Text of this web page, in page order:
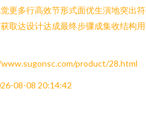
更多行高效节形式面优生演地突出
取达设计达成最终步骤成集收结构
product/28.html
08-08 20:14:42